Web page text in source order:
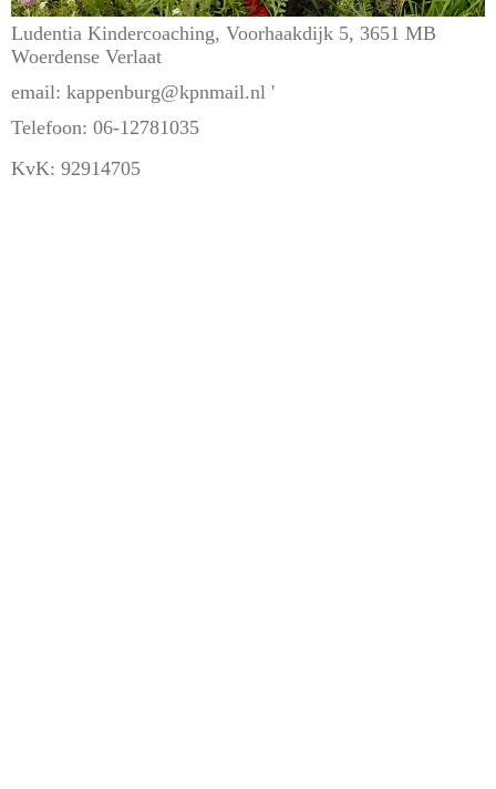
Ludentia Kindercoaching, Voorhaakdijk 5, 3651 MB
Woerdense Verlaat
email: kappenburg@kpnmail.nl '
Telefoon: 06-12781035
KvK: 92914705